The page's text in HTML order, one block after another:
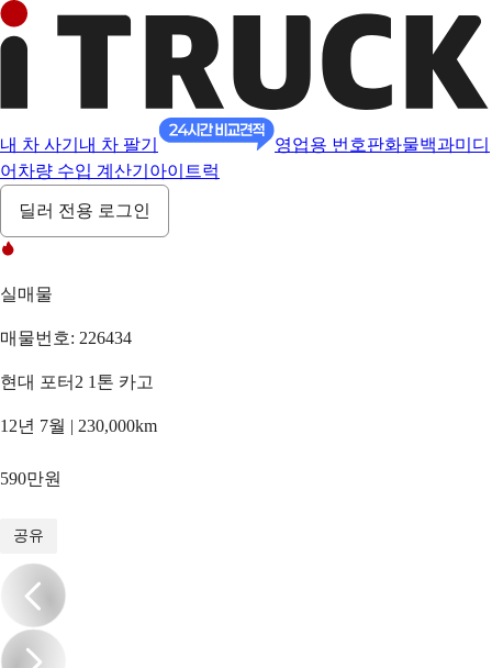
내 차 사기 내 차 팔기 영업용 번호판화물백과미디
어 차량 수입 계산기 아이트럭
딜러 전용 로그인
실매물
매물번호: 226434
현대 포터2 1톤 카고
12년 7월 | 230,000km
590만원
공유
/10